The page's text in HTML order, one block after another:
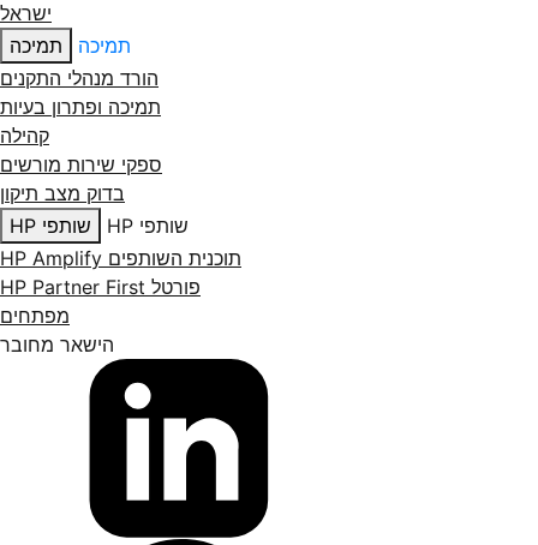
ישראל
תמיכה
תמיכה
הורד מנהלי התקנים
תמיכה ופתרון בעיות
קהילה
ספקי שירות מורשים
בדוק מצב תיקון
שותפי HP
שותפי HP
תוכנית השותפים HP Amplify
פורטל HP Partner First
מפתחים
הישאר מחובר